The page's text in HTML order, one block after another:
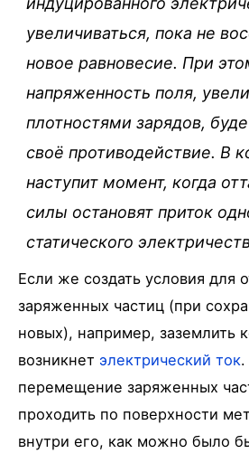
увеличиваться, пока не
новое равновесие. При
напряженность поля,
плотностями зарядов,
своё противодействие. В
наступит момент, когда
силы остановят приток
статического
Если же создать условия для
заряженных частиц (при
новых), например, заземлить
возникнет электрический ток
перемещение заряженных
проходить по поверхности
внутри его, как можно было